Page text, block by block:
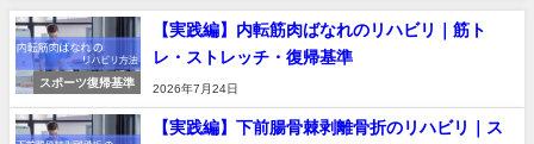
スポーツ復帰基準
【実践編】内転筋肉ばなれのリハビリ｜筋ト
レ・ストレッチ・復帰基準
2026年7月24日
【実践編】下前腸骨棘剥離骨折のリハビリ｜ス